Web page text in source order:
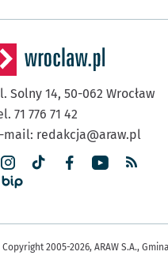
Solny 14, 50-062 Wrocław
71 776 71 42
mail: redakcja@araw.pl
2005-2026, ARAW S.A.,